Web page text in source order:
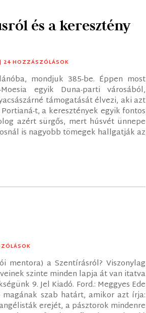
és a keresztény
| 24 HOZZÁSZÓLÁSOK
mondjuk 385-be. Éppen most
egyik Duna-parti városából,
támogatását élvezi, aki azt
t, a keresztények egyik fontos
azért sürgős, mert húsvét ünnepe
is nagyobb tömegek hallgatják az
mentora) a Szentírásról? Viszonylag
szinte minden lapja át van itatva
9. Jel Kiadó. Ford.: Meggyes Ede
magának szab határt, amikor azt írja:
erejét, a pásztorok mindenre